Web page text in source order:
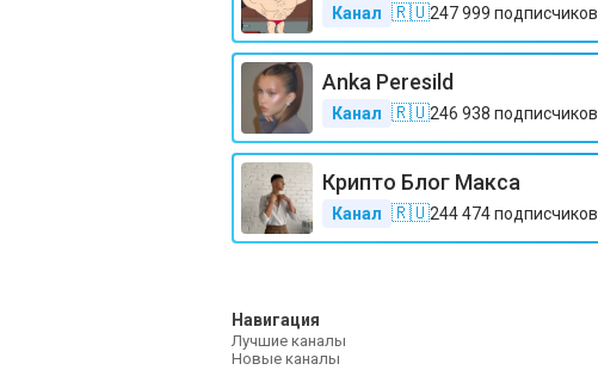
Канал 🇷🇺247 999 подписчиков
Anka Peresild
Канал 🇷🇺246 938 подписчиков
Крипто Блог Макса
Канал 🇷🇺244 474подписчиков
Навигация
Лучшие каналы
Новые каналы